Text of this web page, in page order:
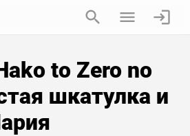
to Zero no
шкатулка и